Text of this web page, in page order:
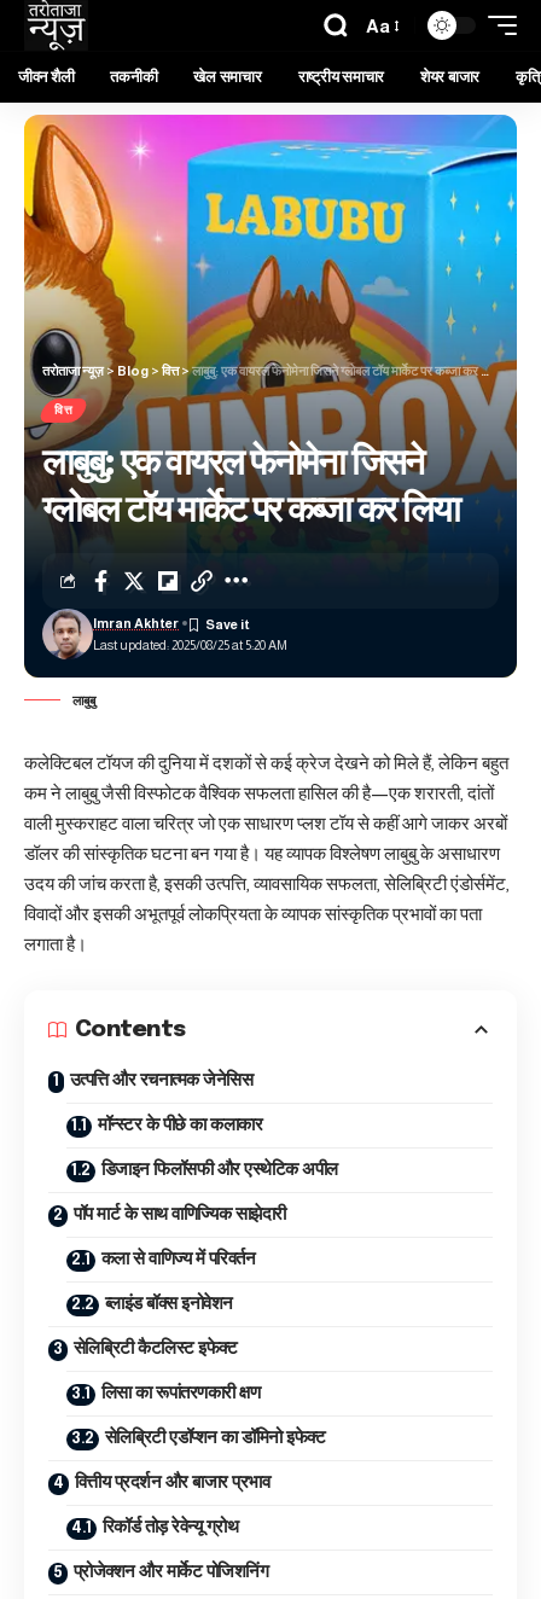
Aa
जीवन शैली तकनीकी खेल समाचार राष्ट्रीय समाचार शेयर बाजार
तरोताजा न्यूज़> Blog >वित्त>लाबुबु: एक वायरल फेनोमेना जिसने ग्लोबल टॉय मार्केट पर कब्जा कर लिया
वित्त
लाबुबु: एक वायरल फेनोमेना जिसने
ग्लोबल टॉय मार्केट पर कब्जा कर लिया
Last updated: 2025/08/25 at 5:20 AM
Imran Akhter
लाबुबु
कलेक्टिबल टॉयज की दुनिया में दशकों से कई क्रेज देखने को मिले हैं, लेकिन बहुत
कम ने लाबुबु जैसी विस्फोटक वैश्विक सफलता हासिल की है—एक शरारती, दांतों
वाली मुस्कराहट वाला चरित्र जो एक साधारण प्लश टॉय से कहीं आगे जाकर अरबों
डॉलर की सांस्कृतिक घटना बन गया है। यह व्यापक विश्लेषण लाबुबु के असाधारण
उदय की जांच करता है, इसकी उत्पत्ति, व्यावसायिक सफलता, सेलिब्रिटी एंडोर्समेंट,
विवादों और इसकी अभूतपूर्व लोकप्रियता के व्यापक सांस्कृतिक प्रभावों का पता
लगाता है।
Contents
उत्पत्ति और रचनात्मक जेनेसिस
मॉन्स्टर के पीछे का कलाकार
डिजाइन फिलॉसफी और एस्थेटिक अपील
पॉप मार्ट के साथ वाणिज्यिक साझेदारी
कला से वाणिज्य में परिवर्तन
ब्लाइंड बॉक्स इनोवेशन
सेलिब्रिटी कैटलिस्ट इफेक्ट
लिसा का रूपांतरणकारी क्षण
सेलिब्रिटी एडॉप्शन का डॉमिनो इफेक्ट
वित्तीय प्रदर्शन और बाजार प्रभाव
रिकॉर्ड तोड़ रेवेन्यू ग्रोथ
प्रोजेक्शन और मार्केट पोजिशनिंग